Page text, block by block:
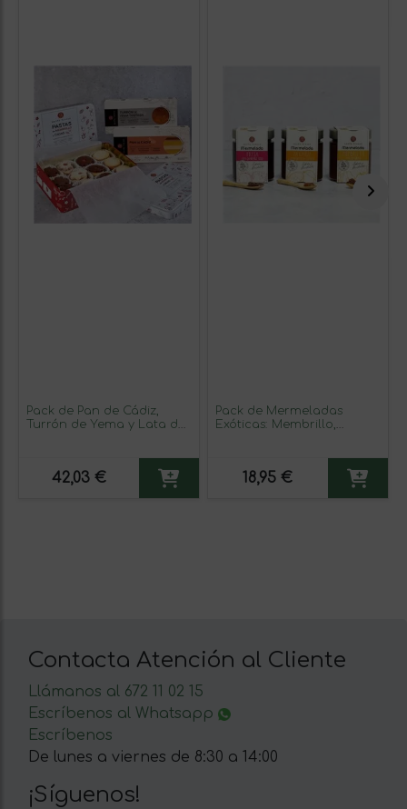
Pack de Pan de Cádiz,
Turrón de Yema y Lata de
42,03 €
Pack de Mermeladas
Exóticas: Membrillo,
18,95 €
Contacta Atención al Cliente
Llámanos al 672 11 02 15
Escríbenos al Whatsapp
Escríbenos
De lunes a viernes de 8:30 a 14:00
¡Síguenos!